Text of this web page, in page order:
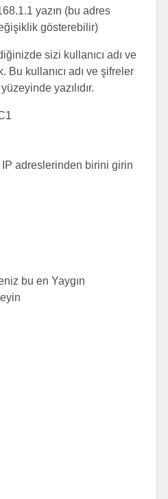
yazın (bu adres
gösterebilir)
sizi kullanıcı adı ve
Bu kullanıcı adı ve şifreler
yazılıdır.
IP adreslerinden birini girin
bu en Yaygın